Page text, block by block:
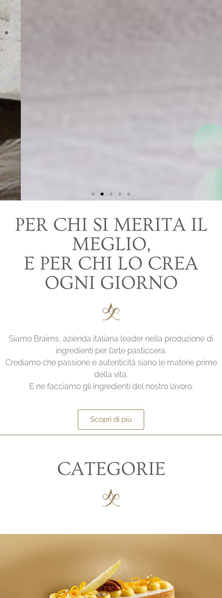
LE CREME VEGETALI PER
DECORAZIONI RAFFINATE E
D’EFFETTO
creme vegetali, morbide e altamente solubili,
dalla tenuta impeccabile
Scopri
PER CHI SI MERITA IL
MEGLIO,
E PER CHI LO CREA
OGNI GIORNO
Siamo Braims, azienda italiana leader nella produzione di
ingredienti per l’arte pasticcera.
Crediamo che passione e autenticità siano le materie prime
della vita.
E ne facciamo gli ingredienti del nostro lavoro.
Scopri di più
CATEGORIE